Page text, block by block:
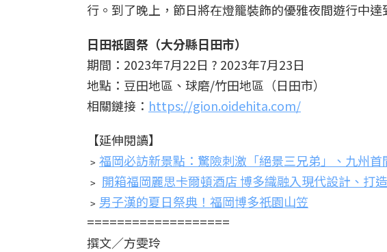
行。到了晚上，節日將在燈籠裝飾的優雅夜間遊行中達
日田祇園祭（大分縣日田市）
期間：2023年7月22日 ? 2023年7月23日
地點：豆田地區、球磨/竹田地區（日田市）
相關鏈接： https://gion.oidehita.com/
【延伸閱讀】
﹥ 福岡必訪新景點：驚險刺激「絕景三兄弟」、九州
﹥ 開箱福岡麗思卡爾頓酒店 博多織融入現代設計、打
﹥ 男子漢的夏日祭典！福岡博多祇園山笠
===================
撰文／方雯玲